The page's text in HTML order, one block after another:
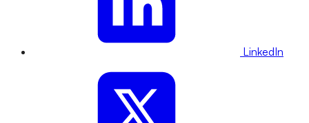
LinkedIn